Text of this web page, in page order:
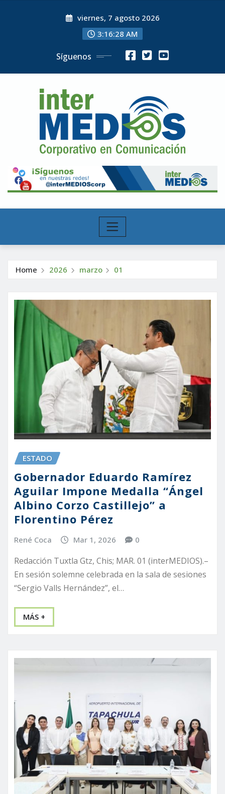
viernes, 7 agosto 2026
3:16:29 AM
Síguenos
Home 2026 marzo 01
ESTADO
Gobernador Eduardo Ramírez
Aguilar Impone Medalla “Ángel
Albino Corzo Castillejo” a
Florentino Pérez
René Coca Mar 1, 2026 0
Redacción Tuxtla Gtz, Chis; MAR. 01 (interMEDIOS).–
En sesión solemne celebrada en la sala de sesiones
“Sergio Valls Hernández”, el…
MÁS +